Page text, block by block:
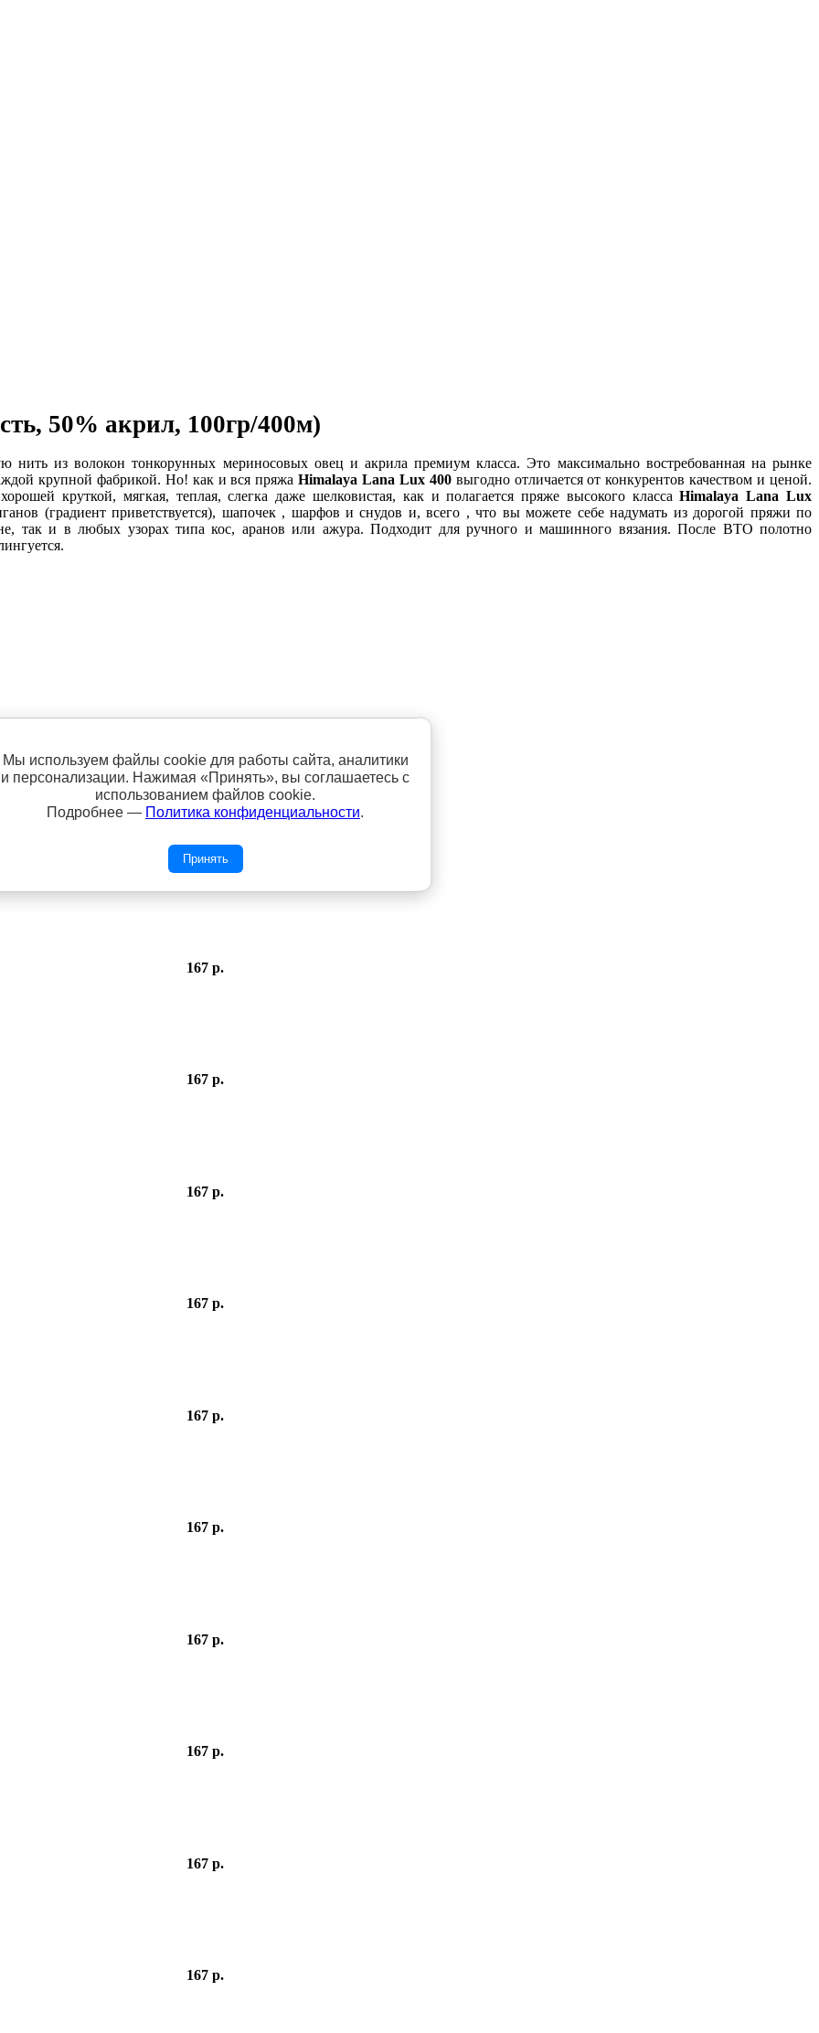
50% акрил, 100гр/400м)
нить из волокон тонкорунных мериносовых овец и акрила премиум класса. Это максимально востребованная на рынке
крупной фабрикой. Но! как и вся пряжаHimalaya Lana Lux 400выгодно отличается от конкурентов качеством и ценой.
круткой, мягкая, теплая, слегка даже шелковистая, как и полагается пряже высокого классаHimalaya Lana Lux
(градиент приветствуется), шапочек , шарфов и снудов и, всего , что вы можете себе надумать из дорогой пряжи по
так и в любых узорах типа кос, аранов или ажура. Подходит для ручного и машинного вязания. После ВТО полотно
167 р.
167 р.
167 р.
167 р.
167 р.
167 р.
167 р.
167 р.
167 р.
167 р.
167 р.
Мы используем файлы cookie для работы сайта, аналитики
и персонализации. Нажимая «Принять», вы соглашаетесь с
использованием файлов cookie.
Подробнее — Политика конфиденциальности.
Принять